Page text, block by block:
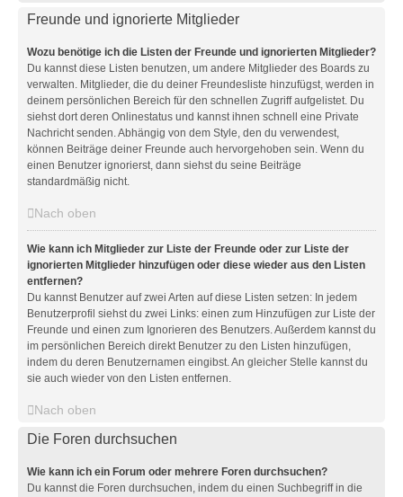
Freunde und ignorierte Mitglieder
Wozu benötige ich die Listen der Freunde und ignorierten Mitglieder?
Du kannst diese Listen benutzen, um andere Mitglieder des Boards zu
verwalten. Mitglieder, die du deiner Freundesliste hinzufügst, werden in
deinem persönlichen Bereich für den schnellen Zugriff aufgelistet. Du
siehst dort deren Onlinestatus und kannst ihnen schnell eine Private
Nachricht senden. Abhängig von dem Style, den du verwendest,
können Beiträge deiner Freunde auch hervorgehoben sein. Wenn du
einen Benutzer ignorierst, dann siehst du seine Beiträge
standardmäßig nicht.
Nach oben
Wie kann ich Mitglieder zur Liste der Freunde oder zur Liste der
ignorierten Mitglieder hinzufügen oder diese wieder aus den Listen
entfernen?
Du kannst Benutzer auf zwei Arten auf diese Listen setzen: In jedem
Benutzerprofil siehst du zwei Links: einen zum Hinzufügen zur Liste der
Freunde und einen zum Ignorieren des Benutzers. Außerdem kannst du
im persönlichen Bereich direkt Benutzer zu den Listen hinzufügen,
indem du deren Benutzernamen eingibst. An gleicher Stelle kannst du
sie auch wieder von den Listen entfernen.
Nach oben
Die Foren durchsuchen
Wie kann ich ein Forum oder mehrere Foren durchsuchen?
Du kannst die Foren durchsuchen, indem du einen Suchbegriff in die